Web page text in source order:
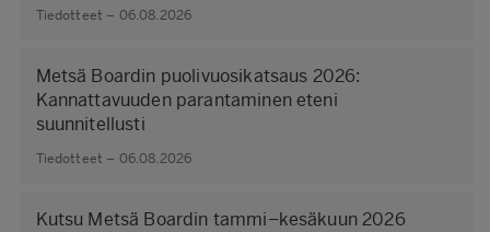
Tiedotteet – 06.08.2026
Metsä Boardin puolivuosikatsaus 2026:
Kannattavuuden parantaminen eteni
suunnitellusti
Tiedotteet – 06.08.2026
Kutsu Metsä Boardin tammi–kesäkuun 2026